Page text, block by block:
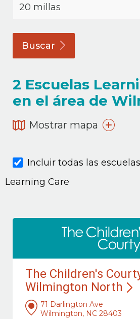
Buscar
2 Escuelas
en el área de
Mostrar mapa
Incluir todas las
Learning Care
The Children's
Wilmington North
71 Darlington Ave
Wilmington, NC 28403